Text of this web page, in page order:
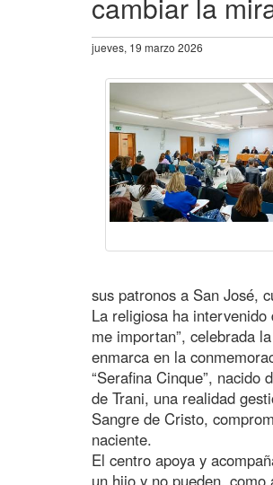
jueves, 19 marzo 2026
sus patronos a San José,
La religiosa ha
me importan”, celebrada
enmarca en la
“Serafina Cinque”,
de Trani, una realidad
Sangre de Cristo,
naciente.
El centro apoya y
un hijo y no pueden,